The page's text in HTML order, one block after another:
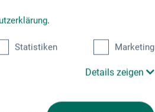
.
Statistiken Marketing
Details zeigen